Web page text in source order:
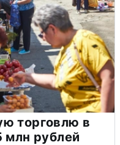
торговлю в
млн рублей